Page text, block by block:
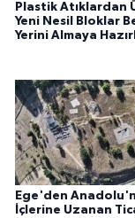
Plastik Atıklardan
Yeni Nesil Bloklar
Yerini Almaya
Ege'den
İçlerine Uzanan